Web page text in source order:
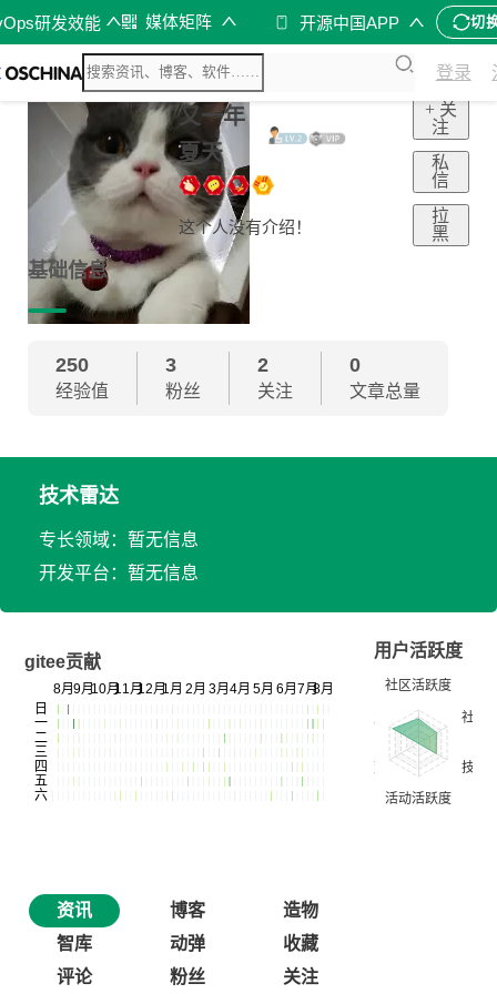
研发效能 媒体矩阵 开源中国APP 切
登录
又一年
夏天
这个人没有介绍！
+ 关
注
私
信
拉
黑
基础信息
250
经验值
3
粉丝
2
关注
0
文章总量
技术雷达
专长领域：暂无信息
开发平台：暂无信息
gitee贡献
用户活跃度
资讯 博客
造物
智库
动弹
收藏
评论
粉丝 关注